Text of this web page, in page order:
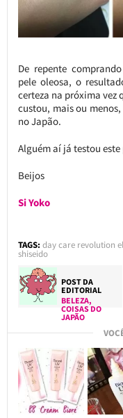
De repente
pele oleosa, o
certeza na próxima vez
custou, mais ou
no Japão.
Alguém aí já testou
Beijos
Si Yoko
TAGS: day care revolution
shiseido
POST DA
EDITORIAL
BELEZA,
COISAS DO
JAPÃO